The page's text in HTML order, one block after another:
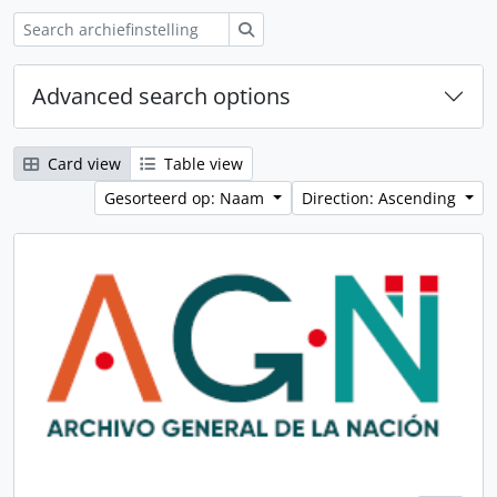
Advanced search options
Card view
Table view
Gesorteerd op: Naam
Direction: Ascending